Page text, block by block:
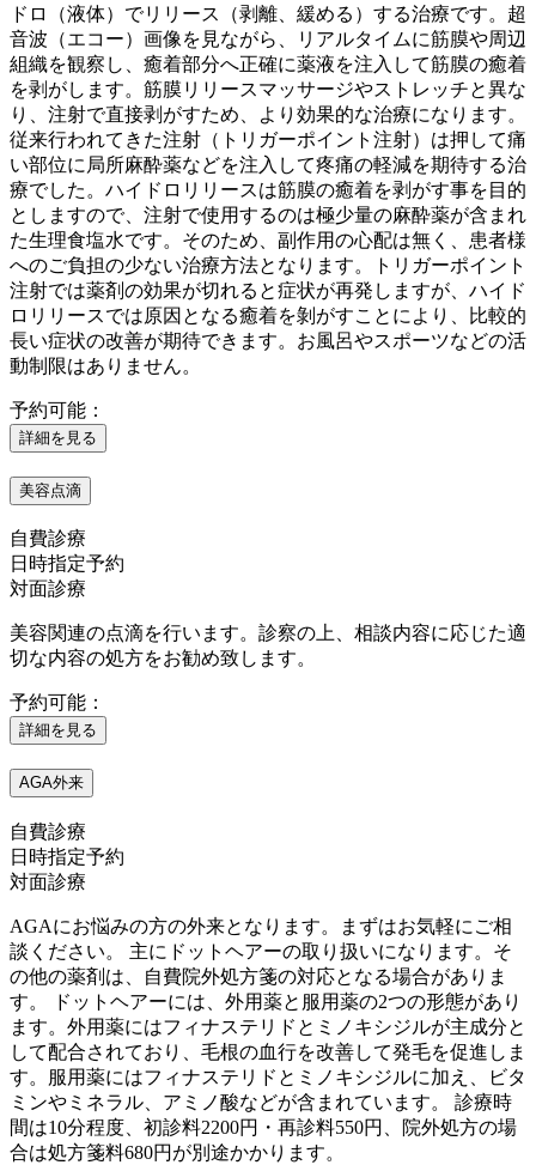
ドロ（液体）でリリース（剥離、緩める）する治療です。超
音波（エコー）画像を見ながら、リアルタイムに筋膜や周辺
組織を観察し、癒着部分へ正確に薬液を注入して筋膜の癒着
を剥がします。筋膜リリースマッサージやストレッチと異な
り、注射で直接剥がすため、より効果的な治療になります。
従来行われてきた注射（トリガーポイント注射）は押して痛
い部位に局所麻酔薬などを注入して疼痛の軽減を期待する治
療でした。ハイドロリリースは筋膜の癒着を剥がす事を目的
としますので、注射で使用するのは極少量の麻酔薬が含まれ
た生理食塩水です。そのため、副作用の心配は無く、患者様
へのご負担の少ない治療方法となります。トリガーポイント
注射では薬剤の効果が切れると症状が再発しますが、ハイド
ロリリースでは原因となる癒着を剝がすことにより、比較的
長い症状の改善が期待できます。お風呂やスポーツなどの活
動制限はありません。
予約可能：
詳細を見る
美容点滴
自費診療
日時指定予約
対面診療
美容関連の点滴を行います。診察の上、相談内容に応じた適
切な内容の処方をお勧め致します。
予約可能：
詳細を見る
AGA外来
自費診療
日時指定予約
対面診療
AGAにお悩みの方の外来となります。まずはお気軽にご相
談ください。 主にドットヘアーの取り扱いになります。そ
の他の薬剤は、自費院外処方箋の対応となる場合がありま
す。 ドットヘアーには、外用薬と服用薬の2つの形態があり
ます。外用薬にはフィナステリドとミノキシジルが主成分と
して配合されており、毛根の血行を改善して発毛を促進しま
す。服用薬にはフィナステリドとミノキシジルに加え、ビタ
ミンやミネラル、アミノ酸などが含まれています。 診療時
間は10分程度、初診料2200円・再診料550円、院外処方の場
合は処方箋料680円が別途かかります。